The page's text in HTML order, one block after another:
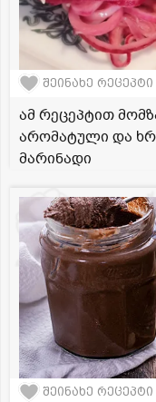
შეინახე რეცეპტი
ამ რეცეპტით
არომატული და
მარინადი
შეინახე რეცეპტი